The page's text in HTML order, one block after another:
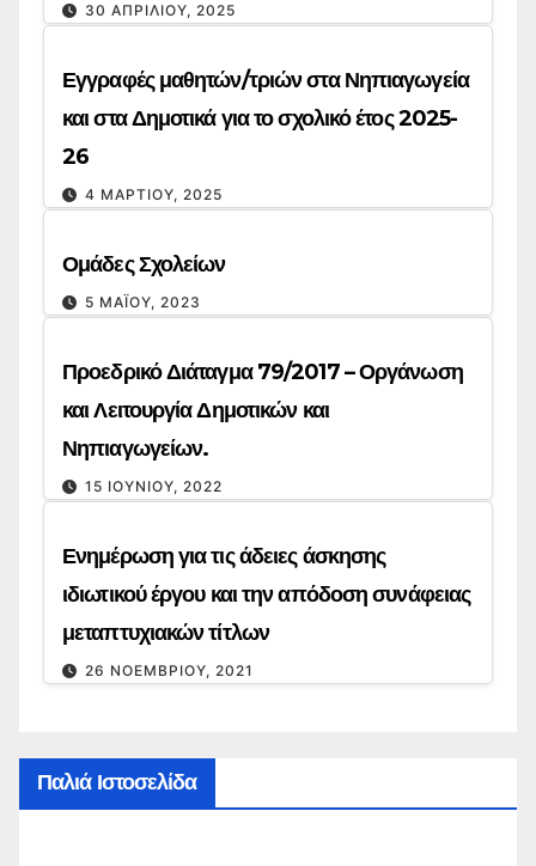
30 ΑΠΡΙΛΊΟΥ, 2025
Εγγραφές μαθητών/τριών στα Νηπιαγωγεία
και στα Δημοτικά για το σχολικό έτος 2025-
26
4 ΜΑΡΤΊΟΥ, 2025
Ομάδες Σχολείων
5 ΜΑΪ́ΟΥ, 2023
Προεδρικό Διάταγμα 79/2017 – Οργάνωση
και Λειτουργία Δημοτικών και
Νηπιαγωγείων.
15 ΙΟΥΝΊΟΥ, 2022
Ενημέρωση για τις άδειες άσκησης
ιδιωτικού έργου και την απόδοση συνάφειας
μεταπτυχιακών τίτλων
26 ΝΟΕΜΒΡΊΟΥ, 2021
Παλιά Ιστοσελίδα